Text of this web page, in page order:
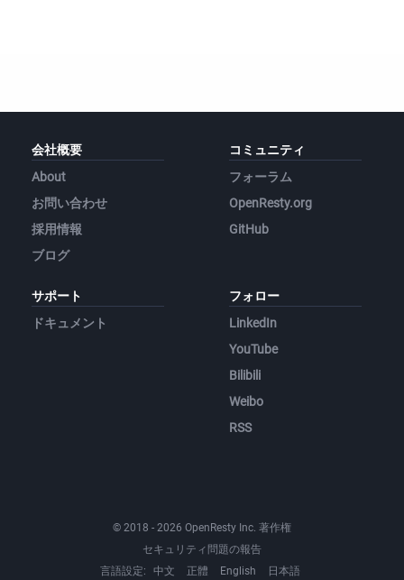
会社概要
About
お問い合わせ
採用情報
ブログ
コミュニティ
フォーラム
OpenResty.org
GitHub
サポート
ドキュメント
フォロー
LinkedIn
YouTube
Bilibili
Weibo
RSS
© 2018 - 2026 OpenResty Inc. 著作権
セキュリティ問題の報告
言語設定:
中文 正體 English 日本語